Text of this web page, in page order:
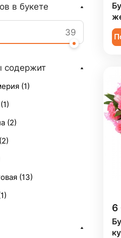
6
в букете
содержит
(1)
1)
(2)
2)
(13)
1)